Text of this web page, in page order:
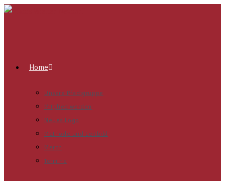
Home
Unsere Pfadigruppe
Mitglied werden
Neues Logo
Methode und Leitbild
Merch
Termine